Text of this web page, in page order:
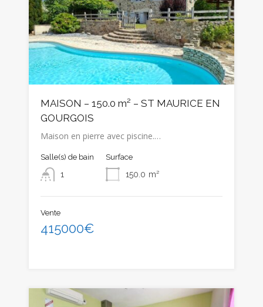
MAISON – 150.0 m² – ST MAURICE EN
GOURGOIS
Maison en pierre avec piscine.…
Salle(s) de bain
1
Surface
150.0 m²
Vente
415000€